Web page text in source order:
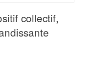
collectif,